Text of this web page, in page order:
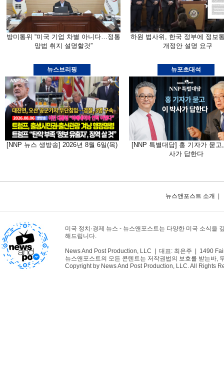
방미통위 “미국 기업 차별 아니다…정통
망법 취지 설명할것”
하원 법사위, 한국 정부에 정보
개정안 설명 요구
뉴스브리핑
[NNP 뉴스 생방송] 2026년 8월 6일(목)
뉴포초대석
[NNP 특별대담] 홍 기자가 묻고
사가 답한다
뉴스앤포스트 소개
미국 정치·경제 뉴스 - 뉴스앤포스트는 다양한 미국 소식을
해드립니다.
News And Post Production, LLC | 대표: 최은주 | 1490
뉴스앤포스트의 모든 콘텐트는 저작권법의 보호를 받는바,
Copyright by News And Post Production, LLC. All Rights